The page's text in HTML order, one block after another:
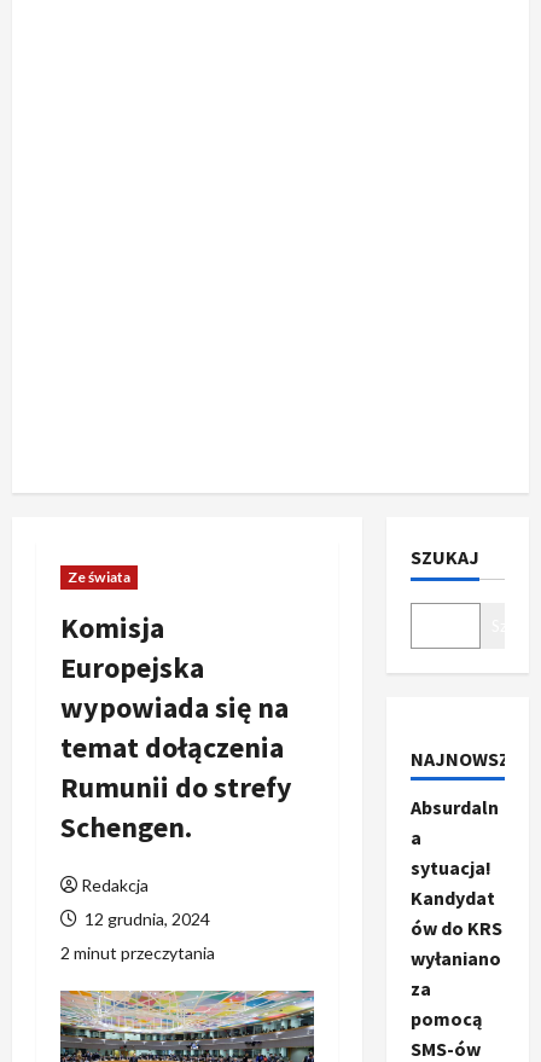
Ze świata
Komisja
Europejska
wypowiada się na
temat dołączenia
Rumunii do strefy
Schengen.
Redakcja
12 grudnia, 2024
2 minut przeczytania
SZUKAJ
NAJNOWSZE
Absurdaln
a
sytuacja!
Kandydat
ów do KRS
wyłaniano
za
pomocą
SMS-ów